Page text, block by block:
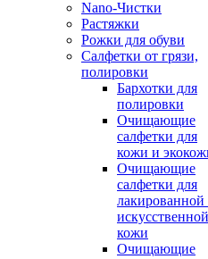
Nano-Чистки
Растяжки
Рожки для обуви
Салфетки от грязи,
полировки
Бархотки для
полировки
Очищающие
салфетки для
кожи и
Очищающие
салфетки для
лакированной
искусственной
кожи
Очищающие